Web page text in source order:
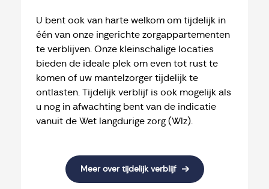
U bent ook van harte welkom om tijdelijk in
één van onze ingerichte zorgappartementen
te verblijven. Onze kleinschalige locaties
bieden de ideale plek om even tot rust te
komen of uw mantelzorger tijdelijk te
ontlasten. Tijdelijk verblijf is ook mogelijk als
u nog in afwachting bent van de indicatie
vanuit de Wet langdurige zorg (Wlz).
Meer over tijdelijk verblijf